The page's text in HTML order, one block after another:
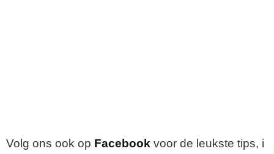
Volg ons ook op Facebook voor de leukste tips, i